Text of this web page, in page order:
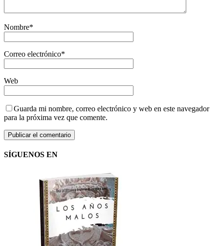
Nombre*
Correo electrónico*
Web
Guarda mi nombre, correo electrónico y web en este navegador
para la próxima vez que comente.
SÍGUENOS EN